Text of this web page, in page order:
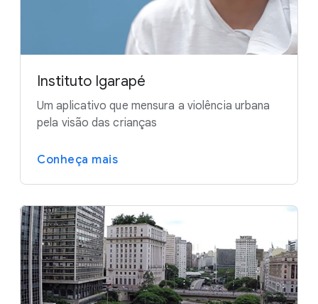
Instituto Igarapé
Um aplicativo que mensura a violência urbana
pela visão das crianças
Conheça mais